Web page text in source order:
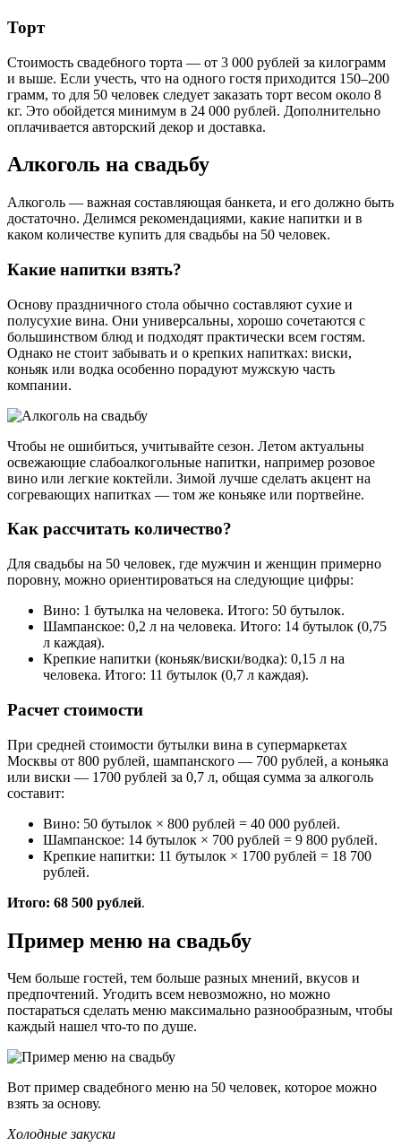
Торт
Стоимость свадебного торта — от 3 000 рублей за килограмм
и выше. Если учесть, что на одного гостя приходится 150–200
грамм, то для 50 человек следует заказать торт весом около 8
кг. Это обойдется минимум в 24 000 рублей. Дополнительно
оплачивается авторский декор и доставка.
Алкоголь на свадьбу
Алкоголь — важная составляющая банкета, и его должно быть
достаточно. Делимся рекомендациями, какие напитки и в
каком количестве купить для свадьбы на 50 человек.
Какие напитки взять?
Основу праздничного стола обычно составляют сухие и
полусухие вина. Они универсальны, хорошо сочетаются с
большинством блюд и подходят практически всем гостям.
Однако не стоит забывать и о крепких напитках: виски,
коньяк или водка особенно порадуют мужскую часть
компании.
Чтобы не ошибиться, учитывайте сезон. Летом актуальны
освежающие слабоалкогольные напитки, например розовое
вино или легкие коктейли. Зимой лучше сделать акцент на
согревающих напитках — том же коньяке или портвейне.
Как рассчитать количество?
Для свадьбы на 50 человек, где мужчин и женщин примерно
поровну, можно ориентироваться на следующие цифры:
Вино: 1 бутылка на человека. Итого: 50 бутылок.
Шампанское: 0,2 л на человека. Итого: 14 бутылок (0,75
л каждая).
Крепкие напитки (коньяк/виски/водка): 0,15 л на
человека. Итого: 11 бутылок (0,7 л каждая).
Расчет стоимости
При средней стоимости бутылки вина в супермаркетах
Москвы от 800 рублей, шампанского — 700 рублей, а коньяка
или виски — 1700 рублей за 0,7 л, общая сумма за алкоголь
составит:
Вино: 50 бутылок × 800 рублей = 40 000 рублей.
Шампанское: 14 бутылок × 700 рублей = 9 800 рублей.
Крепкие напитки: 11 бутылок × 1700 рублей = 18 700
рублей.
Итого: 68 500 рублей.
Пример меню на свадьбу
Чем больше гостей, тем больше разных мнений, вкусов и
предпочтений. Угодить всем невозможно, но можно
постараться сделать меню максимально разнообразным, чтобы
каждый нашел что-то по душе.
Вот пример свадебного меню на 50 человек, которое можно
взять за основу.
Холодные закуски